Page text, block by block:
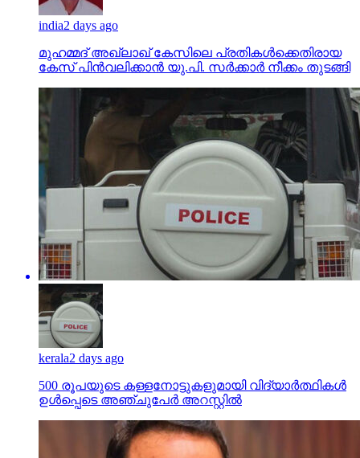
india2 days ago
മുഹമ്മദ് അഖ്‌ലാഖ് കേസിലെ പ്രതികള്‍ക്കെതിരായ
കേസ് പിന്‍വലിക്കാന്‍ യു.പി. സര്‍ക്കാര്‍ നീക്കം തുടങ്ങി
kerala2 days ago
500 രൂപയുടെ കള്ളനോട്ടുകളുമായി വിദ്യാര്‍ത്ഥികള്‍
ഉള്‍പ്പെടെ അഞ്ചുപേര്‍ അറസ്റ്റില്‍